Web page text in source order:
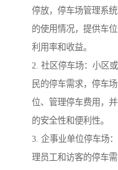
停放，停车场管理系
的使用情况，提供车
利用率和收益。
2. 社区停车场：小区
民的停车需求，停车
位、管理停车费用，
的安全性和便利性。
3. 企事业单位停车场
理员工和访客的停车